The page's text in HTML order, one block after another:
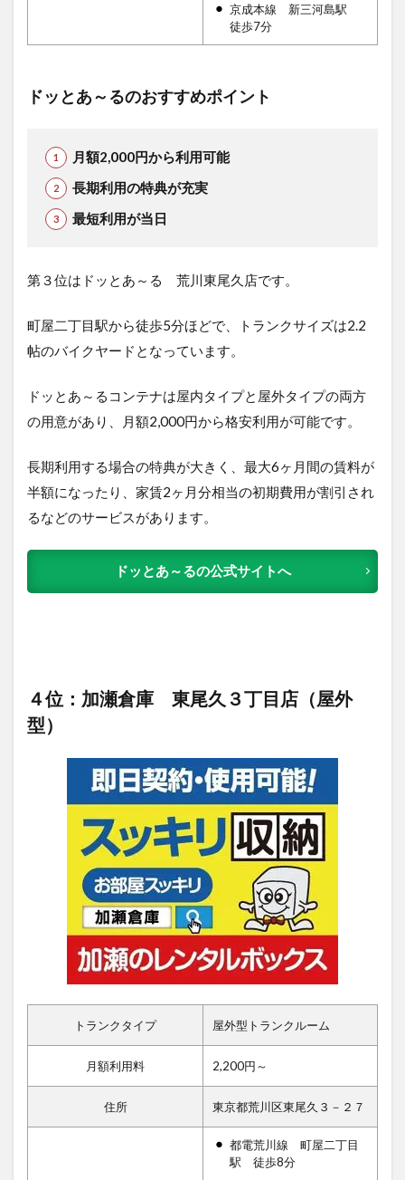
京成本線 新三河島駅
徒歩7分
ドッとあ～るのおすすめポイント
月額2,000円から利用可能
長期利用の特典が充実
最短利用が当日
第３位はドッとあ～る 荒川東尾久店です。
町屋二丁目駅から徒歩5分ほどで、トランクサイズは2.2
帖のバイクヤードとなっています。
ドッとあ～るコンテナは屋内タイプと屋外タイプの両方
の用意があり、月額2,000円から格安利用が可能です。
長期利用する場合の特典が大きく、最大6ヶ月間の賃料が
半額になったり、家賃2ヶ月分相当の初期費用が割引され
るなどのサービスがあります。
ドッとあ～るの公式サイトへ
４位：加瀬倉庫 東尾久３丁目店（屋外
型）
トランクタイプ 屋外型トランクルーム
月額利用料 2,200円～
住所 東京都荒川区東尾久３－２７
都電荒川線 町屋二丁目
駅 徒歩8分